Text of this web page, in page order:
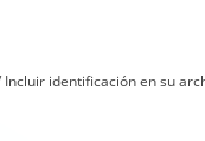
Incluir identificación en su